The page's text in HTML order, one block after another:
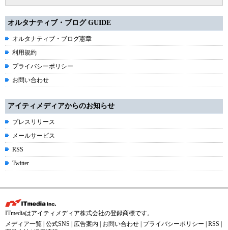
オルタナティブ・ブログ GUIDE
オルタナティブ・ブログ憲章
利用規約
プライバシーポリシー
お問い合わせ
アイティメディアからのお知らせ
プレスリリース
メールサービス
RSS
Twitter
ITmediaはアイティメディア株式会社の登録商標です。
メディア一覧 | 公式SNS | 広告案内 | お問い合わせ | プライバシーポリシー | RSS |